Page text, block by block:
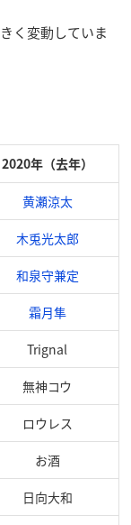
く変動していま
2020年（去年）
黄瀬涼太
木兎光太郎
和泉守兼定
霜月隼
Trignal
無神コウ
ロウレス
お酒
日向大和